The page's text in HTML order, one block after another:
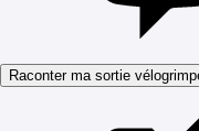
Raconter ma sortie